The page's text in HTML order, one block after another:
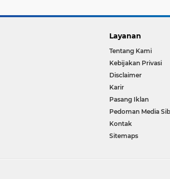
Layanan
Tentang Kami
Kebijakan Privasi
Disclaimer
Karir
Pasang Iklan
Pedoman Media
Kontak
Sitemaps